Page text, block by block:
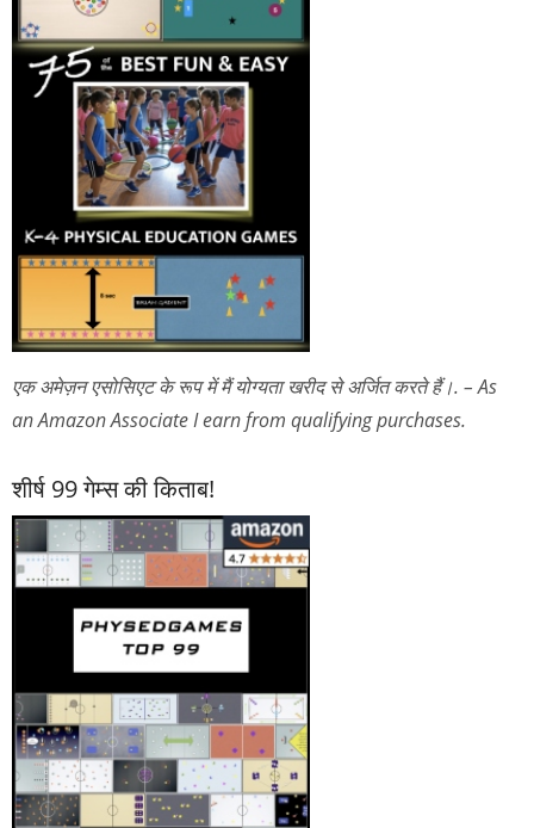
एक अमेज़न एसोसिएट के रूप में मैं योग्यता खरीद से अर्जित करते हैं।. – As
an Amazon Associate I earn from qualifying purchases.
शीर्ष 99 गेम्स की किताब!